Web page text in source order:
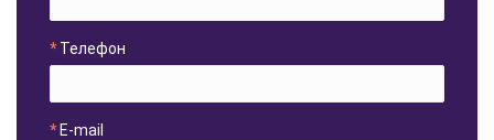
Телефон
E-mail